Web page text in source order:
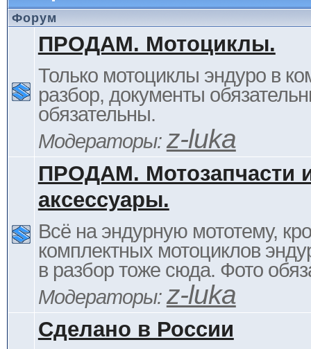
Форум
ПРОДАМ. Мотоциклы.
Только мотоциклы эндуро в
разбор, документы
обязательны.
Модераторы: z-luka
ПРОДАМ. Мотозапчасти
аксессуары.
Всё на эндурную мототему,
комплектных мотоциклов
в разбор тоже сюда. Фото
Модераторы: z-luka
Сделано в России